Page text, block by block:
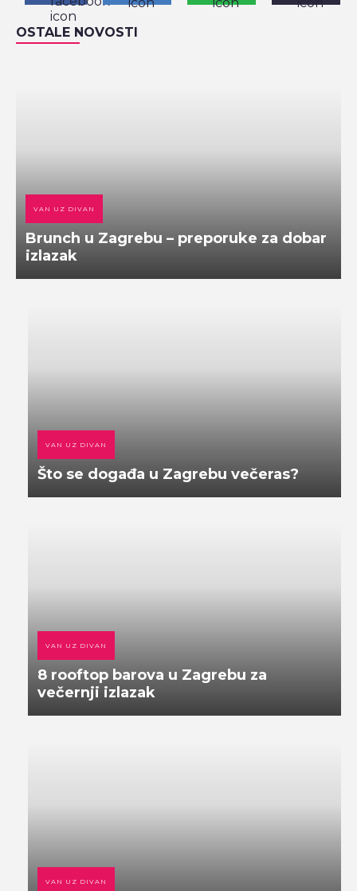
OSTALE NOVOSTI
VAN UZ DIVAN
Brunch u Zagrebu – preporuke za dobar
izlazak
VAN UZ DIVAN
Što se događa u Zagrebu večeras?
VAN UZ DIVAN
8 rooftop barova u Zagrebu za
večernji izlazak
VAN UZ DIVAN